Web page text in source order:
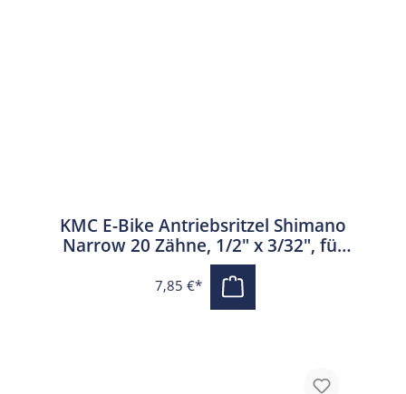
KMC E-Bike Antriebsritzel Shimano
Narrow 20 Zähne, 1/2" x 3/32", für
SRAM und Shimano, schwarz
7,85 €*